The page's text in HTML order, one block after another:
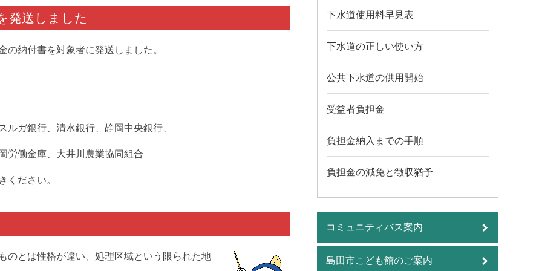
発送しました
納付書を対象者に発送しました。
ガ銀行、清水銀行、静岡中央銀行、
働金庫、大井川農業協同組合
ください。
のとは性格が違い、処理区域という限られた地
下水道使用料早見表
下水道の正しい使い方
公共下水道の供用開始
受益者負担金
負担金納入までの手順
負担金の減免と徴収猶予
コミュニティバス案内
島田市こども館のご案内